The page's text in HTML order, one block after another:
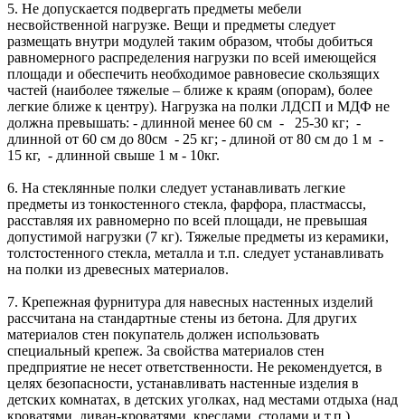
5. Не допускается подвергать предметы мебели
несвойственной нагрузке. Вещи и предметы следует
размещать внутри модулей таким образом, чтобы добиться
равномерного распределения нагрузки по всей имеющейся
площади и обеспечить необходимое равновесие скользящих
частей (наиболее тяжелые – ближе к краям (опорам), более
легкие ближе к центру). Нагрузка на полки ЛДСП и МДФ не
должна превышать: - длинной менее 60 см - 25-30 кг; -
длинной от 60 см до 80см - 25 кг; - длиной от 80 см до 1 м -
15 кг, - длинной свыше 1 м - 10кг.
6. На стеклянные полки следует устанавливать легкие
предметы из тонкостенного стекла, фарфора, пластмассы,
расставляя их равномерно по всей площади, не превышая
допустимой нагрузки (7 кг). Тяжелые предметы из керамики,
толстостенного стекла, металла и т.п. следует устанавливать
на полки из древесных материалов.
7. Крепежная фурнитура для навесных настенных изделий
рассчитана на стандартные стены из бетона. Для других
материалов стен покупатель должен использовать
специальный крепеж. За свойства материалов стен
предприятие не несет ответственности. Не рекомендуется, в
целях безопасности, устанавливать настенные изделия в
детских комнатах, в детских уголках, над местами отдыха (над
кроватями, диван-кроватями, креслами, столами и т.п.).